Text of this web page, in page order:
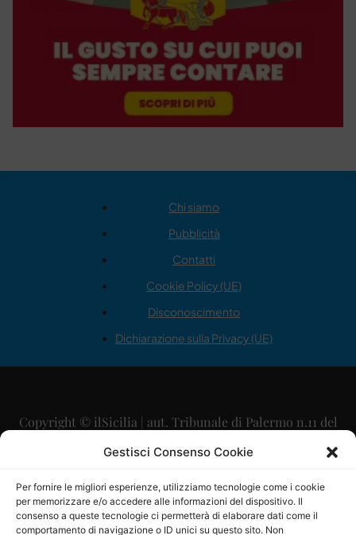
Gestisci Consenso Cookie
Per fornire le migliori esperienze, utilizziamo tecnologie come i cookie
per memorizzare e/o accedere alle informazioni del dispositivo. Il
consenso a queste tecnologie ci permetterà di elaborare dati come il
comportamento di navigazione o ID unici su questo sito. Non
Chi siamo
Pubblicità
Contatti
Cookie Policy (UE)
Disconoscimento
Dichiarazione sulla Privacy (UE)
Copyright © ilSicilia | aut. Tribunale di Palermo n.11 del
29/09/2015
Direttore Editoriale: Maurizio Scaglione